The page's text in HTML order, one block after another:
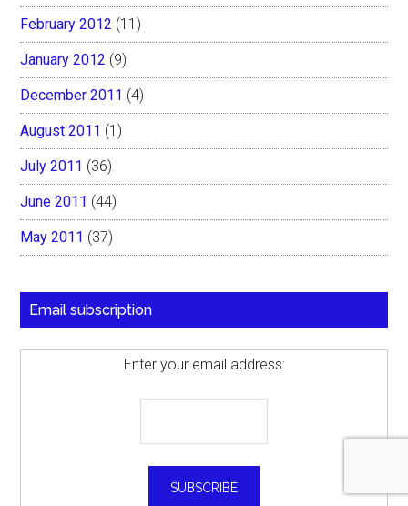
February 2012 (11)
January 2012 (9)
December 2011 (4)
August 2011 (1)
July 2011 (36)
June 2011 (44)
May 2011 (37)
Email subscription
Enter your email address: